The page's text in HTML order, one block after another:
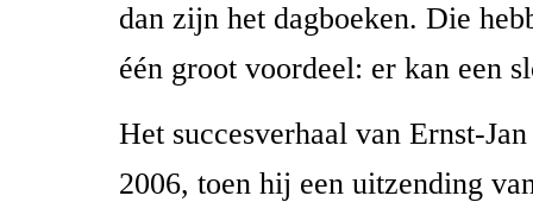
dan zijn het dagboeken. Die
één groot voordeel: er kan een
Het succesverhaal van Ernst-
2006, toen hij een uitzending